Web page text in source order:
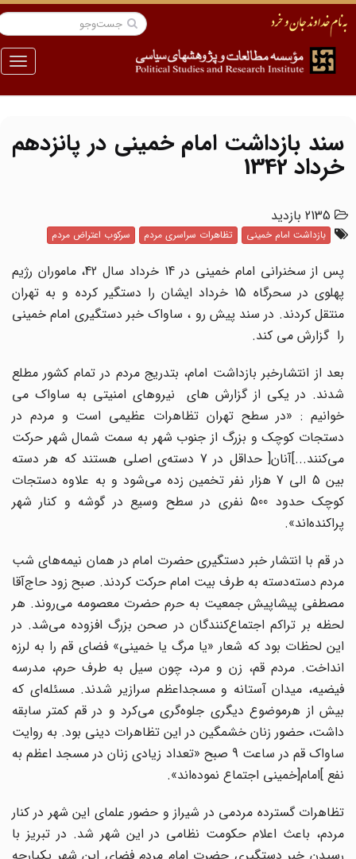
منو
سند بازداشت امام خمینی در پانزدهم
خرداد 1342
2135 بازدید
بازداشت امام خمینی تظاهرات سراسری مردم سرکوب اعتراض مردم
پس از سخنرانی امام خمینی در 14 خرداد سال 42، ماموران رژیم
پهلوی در سحرگاه 15 خرداد ایشان را دستگیر کرده و به تهران
منتقل کردند. در سند پیش رو ، ساواک خبر دستگیری امام خمینی
را گزارش می کند.
بعد از انتشارخبر بازداشت امام، بتدریج مردم در تمام کشور مطلع
شدند. در یکی از گزارش های نیروهای امنیتی به‌ ساواک‌‌ می
خوانیم : «در سطح ‌تهران‌ تظاهرات‌ عظیمی است‌ و مردم‌ در
دستجات‌ کوچک‌ و بزرگ‌ از جنوب‌ شهر به ‌سمت‌ شمال‌ شهر حرکت‌
می‌کنند...]آنان‌[ حداقل‌ در 7 دسته‌ی اصلی هستند که‌ هر دسته‌
بین‌ 5 الی 7 هزار نفر تخمین‌ زده‌ می‌شود و به‌ علاوه‌ دستجات‌
کوچک‌ حدود 500 نفری در سطح‌ وسیع‌ در گوشه‌ و کنار شهر
پراکنده‌اند».
در قم با انتشار خبر دستگیری حضرت‌ امام‌ در همان‌ نیمه‌های شب‌
مردم‌ دسته‌دسته‌ به‌ طرف‌ بیت‌ امام حرکت‌ کردند. صبح‌ زود حاج‌آقا
مصطفی پیشاپیش‌ جمعیت‌ به‌ حرم‌ حضرت‌ معصومه‌ می‌روند. هر
لحظه‌ بر تراکم‌ اجتماع‌کنندگان‌ در صحن‌ بزرگ‌ افزوده‌ می‌شد. در
این‌ لحظات‌ بود که‌ شعار «یا مرگ‌ یا خمینی» فضای قم‌ را به‌ لرزه‌
انداخت‌. مردم‌ قم‌، زن‌ و مرد، چون‌ سیل‌ به‌ طرف‌ حرم‌، مدرسه‌
فیضیه‌، میدان‌ آستانه‌ و مسجداعظم‌ سرازیر شدند. مسئله‌ای که‌
بیش‌ از هرموضوع‌ دیگری جلوه‌گری می‌کرد و در قم‌ کمتر سابقه‌
داشت‌، حضور زنان‌ خشمگین‌ در این‌ تظاهرات‌ دینی بود. به‌ روایت‌
ساواک‌ قم‌ در ساعت‌ 9 صبح‌ «تعداد زیادی زنان‌ در مسجد اعظم‌ به‌
نفع‌ ]امام[خمینی اجتماع‌ نموده‌اند».
تظاهرات گسترده مردمی در شیراز و حضور علمای این شهر در کنار
مردم، باعث اعلام حکومت نظامی در این شهر شد. در تبریز با